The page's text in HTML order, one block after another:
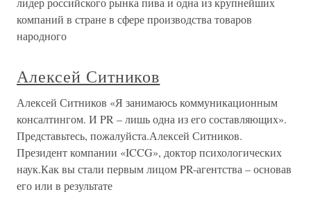
компаний в стране в сфере производства товаров
народного
Алексей Ситников
Алексей Ситников «Я занимаюсь коммуникационным
консалтингом. И PR – лишь одна из его составляющих».
Представьтесь, пожалуйста.Алексей Ситников.
Президент компании «ICCG», доктор психологических
наук.Как вы стали первым лицом PR-агентства – основав
его или в результате